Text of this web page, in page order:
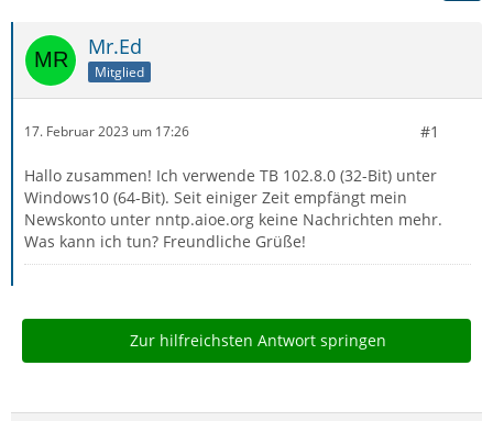
Mr.Ed
Mitglied
17. Februar 2023 um 17:26 #1
Hallo zusammen! Ich verwende TB 102.8.0 (32-Bit) unter
Windows10 (64-Bit). Seit einiger Zeit empfängt mein
Newskonto unter nntp.aioe.org keine Nachrichten mehr.
Was kann ich tun? Freundliche Grüße!
Zur hilfreichsten Antwort springen